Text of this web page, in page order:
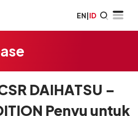
EN|ID
DAIHATSU –
Penyu untuk